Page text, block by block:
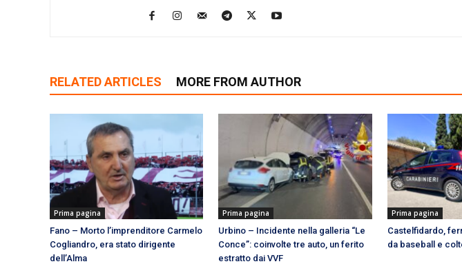
RELATED ARTICLES MORE FROM AUTHOR
Prima pagina
Fano – Morto l’imprenditore Carmelo
Cogliandro, era stato dirigente
dell’Alma
Prima pagina
Urbino – Incidente nella galleria “Le
Conce”: coinvolte tre auto, un ferito
estratto dai VVF
Prima pagina
Castelfidardo,
da baseball e